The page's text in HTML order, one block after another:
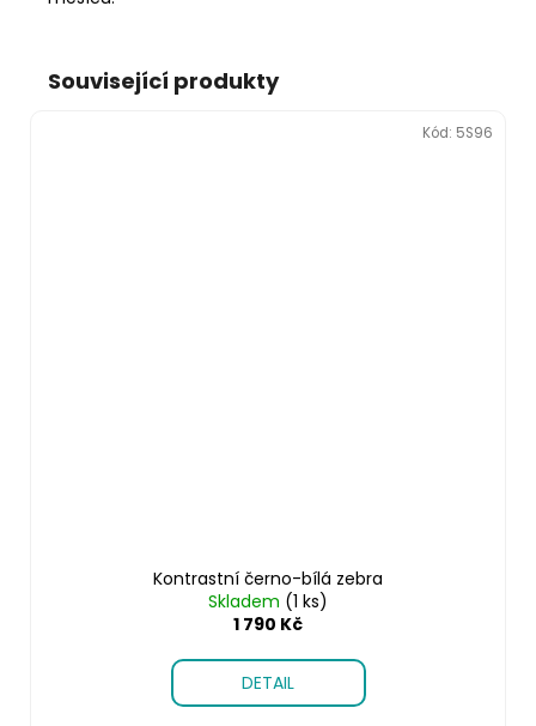
Související produkty
Kontrastní černo-bílá zebra
Skladem (1 ks)
1 790 Kč
DETAIL
Kód: 5S96